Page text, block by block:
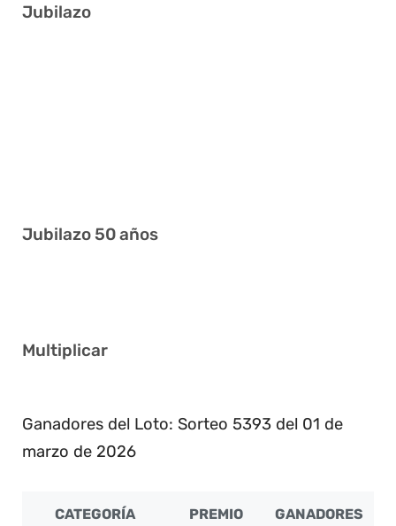
Jubilazo
Jubilazo 50 años
Multiplicar
Ganadores del Loto: Sorteo 5393 del 01 de
marzo de 2026
CATEGORÍA PREMIO GANADORES